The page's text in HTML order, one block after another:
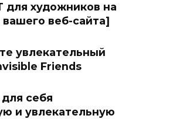
для художников на
вашего веб-сайта]
увлекательный
Friends
себя
и увлекательную